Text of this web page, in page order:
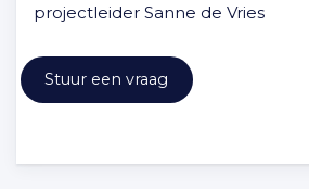
projectleider Sanne de Vries
Stuur een vraag